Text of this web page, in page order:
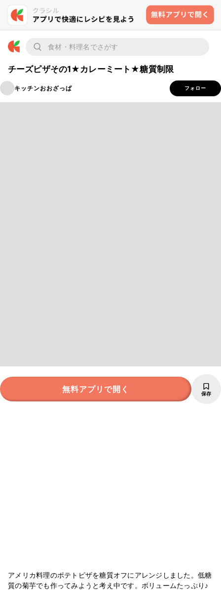
チーズピザその1★カレーミート★糖質制限
キッチンおおざっぱ フォロー
無料アプリで開く 保存
アメリカ料理のポテトピザを糖質オフにアレンジしました。低糖
質の菊芋でも作ってみようと考え中です。ボリュームたっぷり♪